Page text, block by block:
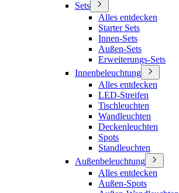
Sets
Alles entdecken
Starter Sets
Innen-Sets
Außen-Sets
Erweiterungs-Sets
Innenbeleuchtung
Alles entdecken
LED-Streifen
Tischleuchten
Wandleuchten
Deckenleuchten
Spots
Standleuchten
Außenbeleuchtung
Alles entdecken
Außen-Spots